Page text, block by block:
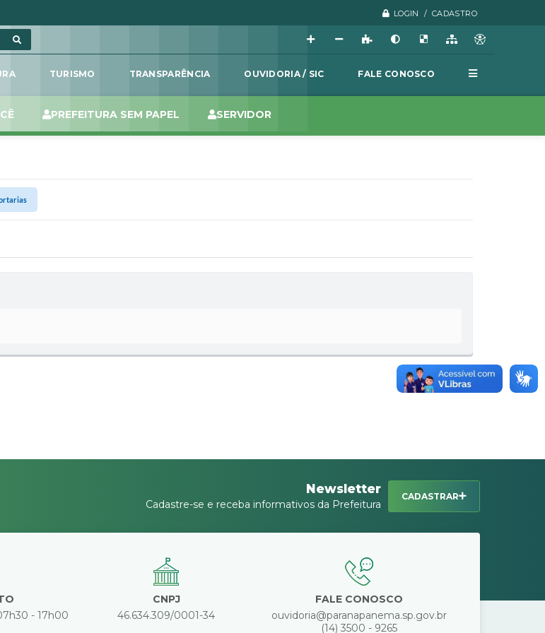
LOGIN / CADASTRO
TURISMO TRANSPARÊNCIA OUVIDORIA / SIC FALE CONOSCO
PREFEITURA SEM PAPEL SERVIDOR
Newsletter
Cadastre-se e receba informativos da Prefeitura
CADASTRAR
- 17h00
CNPJ
46.634.309/0001-34
FALE CONOSCO
ouvidoria@paranapanema.sp.gov.br
(14) 3500 - 9265